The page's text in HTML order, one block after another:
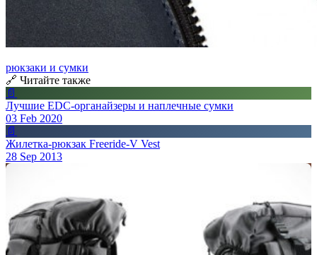
рюкзаки и сумки
🔗 Читайте также
📄
Лучшие EDC-органайзеры и наплечные сумки
03 Feb 2020
📄
Жилетка-рюкзак Freeride-V Vest
28 Sep 2013